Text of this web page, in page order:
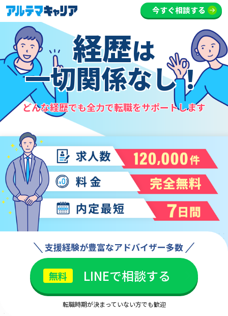
今すぐ相談する
経歴は
一切関係なし！
どんな経歴でも全力で転職をサポートします
支援経験が豊富なアドバイザー多数
LINEで相談する
転職時期が決まっていない方でも歓迎